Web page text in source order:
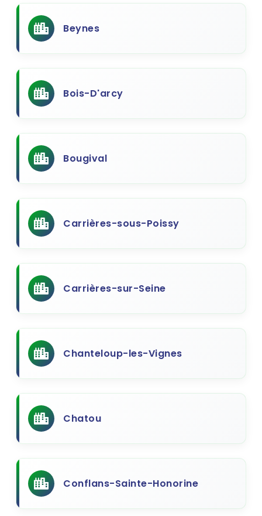
Beynes
Bois-D'arcy
Bougival
Carrières-sous-Poissy
Carrières-sur-Seine
Chanteloup-les-Vignes
Chatou
Conflans-Sainte-Honorine